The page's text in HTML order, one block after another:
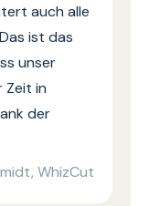
auch alle
ist das
unser
Zeit in
der
WhizCut